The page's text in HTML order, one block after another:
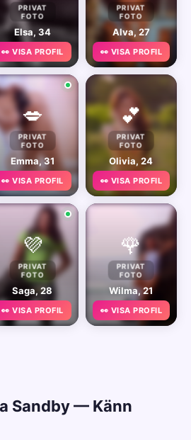
PRIVAT
FOTO
Elsa, 34
👀 VISA PROFIL
PRIVAT
FOTO
Alva, 27
👀 VISA PROFIL
💋
PRIVAT
FOTO
Emma, 31
👀 VISA PROFIL
💕
PRIVAT
FOTO
Olivia, 24
👀 VISA PROFIL
💜
PRIVAT
FOTO
Saga, 28
👀 VISA PROFIL
🌹
PRIVAT
FOTO
Wilma, 21
👀 VISA PROFIL
Sandby — Känn